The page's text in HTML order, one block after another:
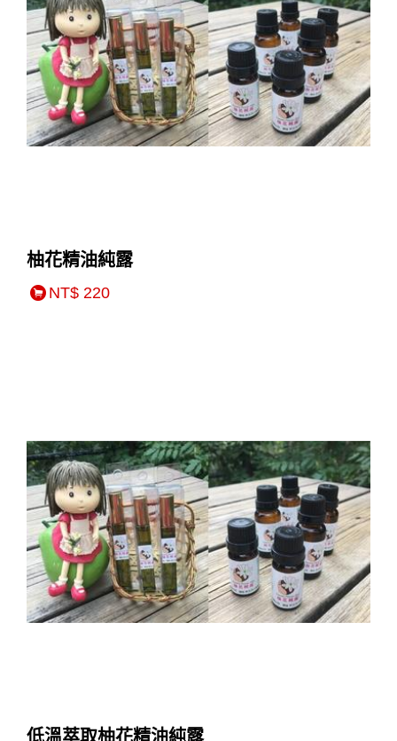
柚花精油純露
NT$ 220
低溫萃取柚花精油純露